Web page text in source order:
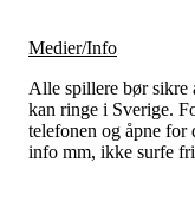
Medier/Info
Alle spillere bør sikre
kan ringe i Sverige.
telefonen og åpne for
info mm, ikke surfe